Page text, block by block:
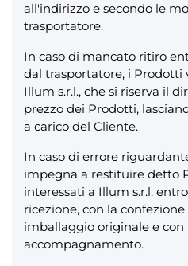
all'indirizzo e secondo le
trasportatore.
In caso di mancato ritiro
dal trasportatore, i Prodotti
Illum s.r.l., che si riserva il
prezzo dei Prodotti,
a carico del Cliente.
In caso di errore
impegna a restituire detto
interessati a Illum s.r.l.
ricezione, con la
imballaggio originale e
accompagnamento.